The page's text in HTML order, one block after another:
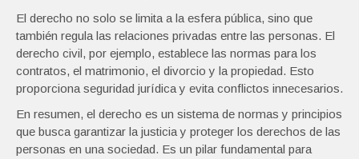
El derecho no solo se limita a la esfera pública, sino que
también regula las relaciones privadas entre las personas. El
derecho civil, por ejemplo, establece las normas para los
contratos, el matrimonio, el divorcio y la propiedad. Esto
proporciona seguridad jurídica y evita conflictos innecesarios.
En resumen, el derecho es un sistema de normas y principios
que busca garantizar la justicia y proteger los derechos de las
personas en una sociedad. Es un pilar fundamental para